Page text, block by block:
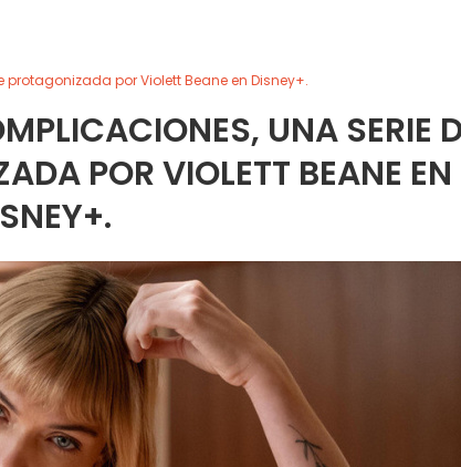
por Violett Beane en Disney+.
UNA SERIE
POR VIOLETT BEANE EN